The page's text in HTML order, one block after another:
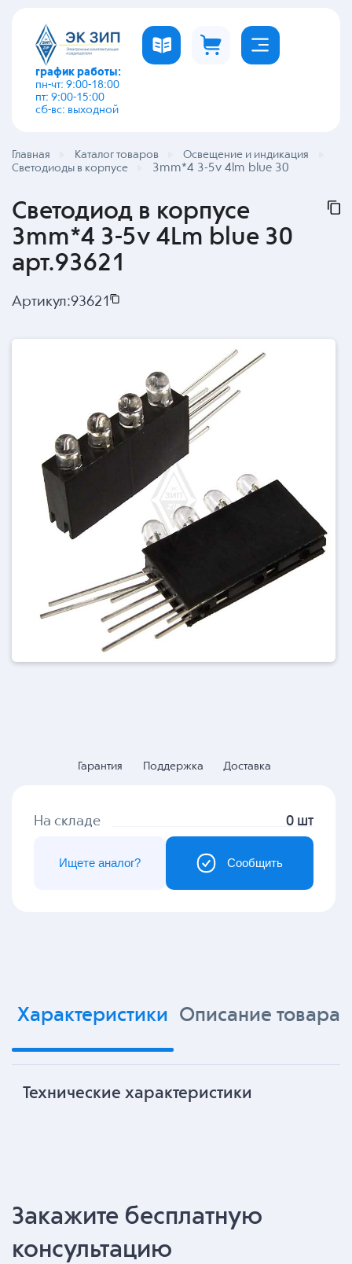
график работы:
пн-чт: 9:00-18:00
пт: 9:00-15:00
сб-вс: выходной
Главная Каталог товаров
Освещение и индикация
Светодиоды в корпусе
3mm*4 3-5v 4lm blue 30
Светодиод в корпусе
3mm*4 3-5v 4Lm blue 30
арт.93621
Артикул:93621
Гарантия Поддержка Доставка
На складе 0 шт
Сообщить
Ищете аналог?
Характеристики Описание товара
Технические характеристики
Закажите бесплатную
консультацию